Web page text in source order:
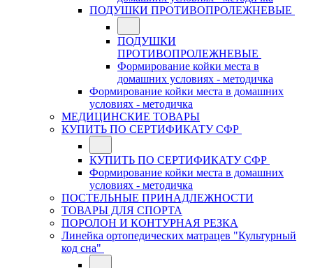
ПОДУШКИ ПРОТИВОПРОЛЕЖНЕВЫЕ
ПОДУШКИ
ПРОТИВОПРОЛЕЖНЕВЫЕ
Формирование койки места в
домашних условиях - методичка
Формирование койки места в домашних
условиях - методичка
МЕДИЦИНСКИЕ ТОВАРЫ
КУПИТЬ ПО СЕРТИФИКАТУ СФР
КУПИТЬ ПО СЕРТИФИКАТУ СФР
Формирование койки места в домашних
условиях - методичка
ПОСТЕЛЬНЫЕ ПРИНАДЛЕЖНОСТИ
ТОВАРЫ ДЛЯ СПОРТА
ПОРОЛОН И КОНТУРНАЯ РЕЗКА
Линейка ортопедических матрацев "Культурный
код сна"